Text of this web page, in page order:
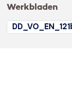
Werkbladen